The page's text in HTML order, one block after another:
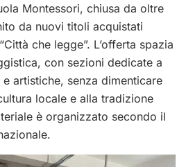
Montessori, chiusa da oltre
da nuovi titoli acquistati
che legge”. L’offerta spazia
con sezioni dedicate a
artistiche, senza dimenticare
locale e alla tradizione
è organizzato secondo il